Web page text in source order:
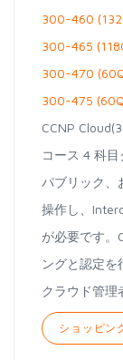
300-460
300-465
300-470
300-475
CCNP
コース 4 科目
パブリック、
操作し、
が必要です。
ングと認定を
クラウド管理
ショッピン